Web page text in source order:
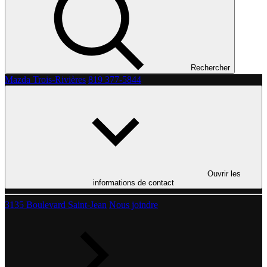
Rechercher
Mazda Trois-Rivières 819 377-5844
Ouvrir les
informations de contact
3135 Boulevard Saint-Jean Nous joindre